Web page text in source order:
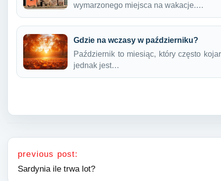
wymarzonego miejsca na wakacje.…
Gdzie na wczasy w październiku?
Październik to miesiąc, który często
jednak jest…
Nawigacja wpisu
previous post:
Sardynia ile trwa lot?